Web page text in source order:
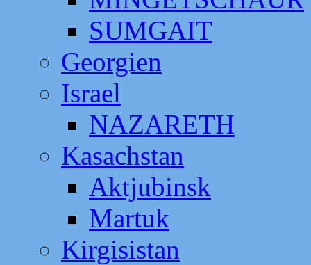
SUMGAIT
Georgien
Israel
NAZARETH
Kasachstan
Aktjubinsk
Martuk
Kirgisistan